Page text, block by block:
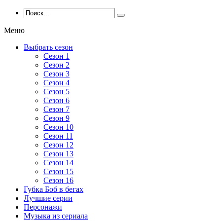
Меню
Выбрать сезон
Сезон 1
Сезон 2
Сезон 3
Сезон 4
Сезон 5
Сезон 6
Сезон 7
Сезон 9
Сезон 10
Сезон 11
Сезон 12
Сезон 13
Сезон 14
Сезон 15
Сезон 16
Губка Боб в бегах
Лучшие серии
Персонажи
Музыка из сериала